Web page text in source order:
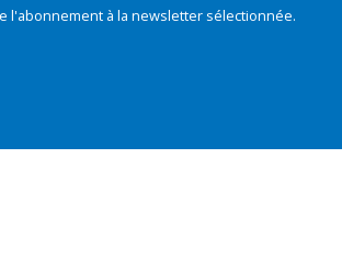
à la newsletter sélectionnée.